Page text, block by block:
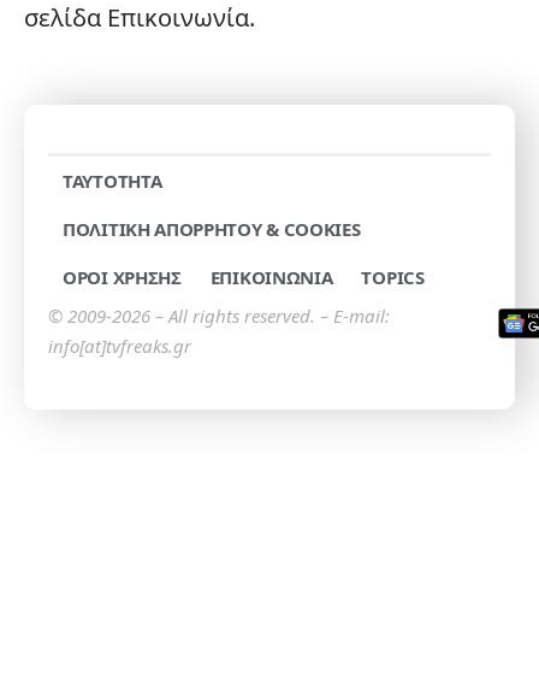
σελίδα Επικοινωνία.
TAYTOTHTA
ΠΟΛΙΤΙΚΗ ΑΠΟΡΡΗΤΟΥ & COOKIES
ΟΡΟΙ ΧΡΗΣΗΣ
ΕΠΙΚΟΙΝΩΝΙΑ
TOPICS
© 2009-2026 – All rights reserved. – E-mail:
info[at]tvfreaks.gr